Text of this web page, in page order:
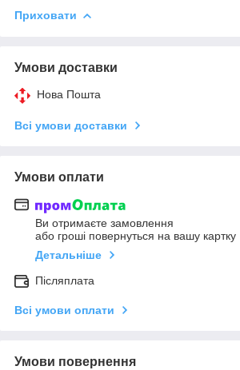
Приховати
Умови доставки
Нова Пошта
Всі умови доставки
Умови оплати
Ви отримаєте замовлення
або гроші повернуться на вашу картку
Детальніше
Післяплата
Всі умови оплати
Умови повернення